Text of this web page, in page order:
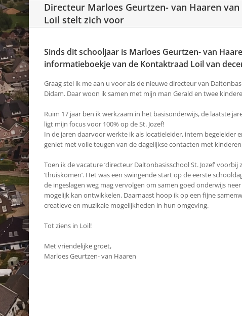
Directeur Marloes Geurtzen- van Haaren
Loil stelt zich voor
Sinds dit schooljaar is Marloes Geurtzen- van
informatieboekje van de Kontaktraad Loil van
Graag stel ik me aan u voor als de nieuwe directeur van
Didam. Daar woon ik samen met mijn man Gerald en twee
Ruim 17 jaar ben ik werkzaam in het basisonderwijs, de laatste
ligt mijn focus voor 100% op de St. Jozef!
In de jaren daarvoor werkte ik als locatieleider, intern
geniet met volle teugen van de dagelijkse contacten met
Toen ik de vacature ‘directeur Daltonbasisschool St. Jozef’
‘thuiskomen’. Het was een swingende start op de eerste
de ingeslagen weg mag vervolgen om samen goed onderwijs
mogelijk kan ontwikkelen. Daarnaast hoop ik op een fijne
creatieve en muzikale mogelijkheden in hun omgeving.
Tot ziens in Loil!
Met vriendelijke groet,
Marloes Geurtzen- van Haaren